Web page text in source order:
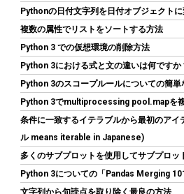
M2 SSD 外付けケース 8TB容量に対応
材質 黑 M2PV-BK
(539767) GBP 10.58
こちら)
Pythonの日付文字列を日付オブジェクト
複数の属性でリストをソートする方法
Python 3 での仮想環境の削除方法
Python 3における式と文の違いは何ですか
Python 3のスコープルールについての簡単
Python 3でmultiprocessing pool.mapを
条件に一致するイテラブルから最初のア
ル means iterable in Japanese)
多くのサブプロットを使用してサブプロッ
Python 3についての「Pandas Merging
文字列から句読点を取り除く最良の方法